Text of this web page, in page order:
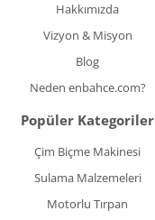
Hakkımızda
Vizyon & Misyon
Blog
Neden enbahce.com?
Popüler Kategoriler
Çim Biçme Makinesi
Sulama Malzemeleri
Motorlu Tırpan